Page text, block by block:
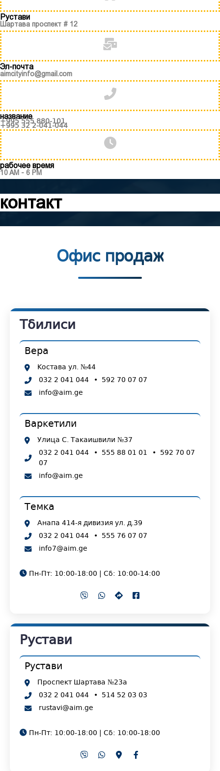
Рустави
Шартава проспект # 12
Эл-почта
aimcityinfo@gmail.com
название
+995 555 880-101
+995 32 2-041-044
рабочее время
10 AM - 6 PM
контакт
Офис продаж
Тбилиси
Вера
Костава ул. №44
032 2 041 044 • 592 70 07 07
info@aim.ge
Варкетили
Улица С. Такаишвили №37
032 2 041 044 • 555 88 01 01 • 592 70 07
07
info@aim.ge
Темка
Анапа 414-я дивизия ул. д.39
032 2 041 044 • 555 76 07 07
info7@aim.ge
Пн-Пт: 10:00-18:00 | Сб: 10:00-14:00
Рустави
Рустави
Проспект Шартава №23а
032 2 041 044 • 514 52 03 03
rustavi@aim.ge
Пн-Пт: 10:00-18:00 | Сб: 10:00-18:00